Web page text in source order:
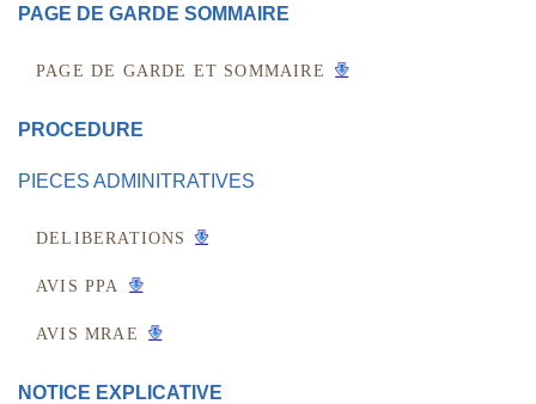
PAGE DE GARDE SOMMAIRE
PAGE DE GARDE ET SOMMAIRE
PROCEDURE
PIECES ADMINITRATIVES
DELIBERATIONS
AVIS PPA
AVIS MRAE
NOTICE EXPLICATIVE